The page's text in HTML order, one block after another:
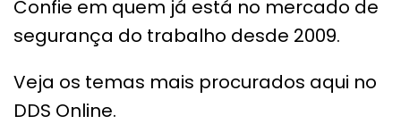
Confie em quem já está no mercado de
segurança do trabalho desde 2009.
Veja os temas mais procurados aqui no
DDS Online.